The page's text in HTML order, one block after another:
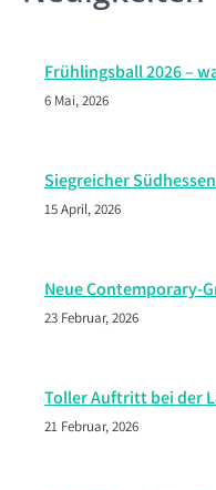
Frühlingsball 2026 –
6 Mai, 2026
Siegreicher
15 April, 2026
Neue Contemporary-
23 Februar, 2026
Toller Auftritt bei der
21 Februar, 2026